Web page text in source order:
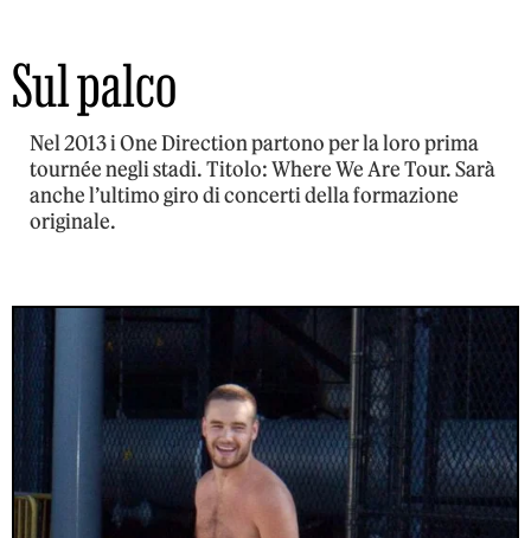
Sul palco
Nel 2013 i One Direction partono per la loro prima
tournée negli stadi. Titolo: Where We Are Tour. Sarà
anche l’ultimo giro di concerti della formazione
originale.